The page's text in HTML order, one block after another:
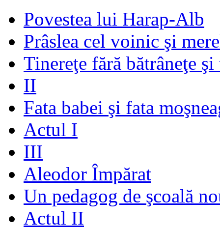
Povestea lui Harap-Alb
Prâslea cel voinic şi
Tinereţe fără bătrâneţe
II
Fata babei şi fata
Actul I
III
Aleodor Împărat
Un pedagog de şcoală
Actul II